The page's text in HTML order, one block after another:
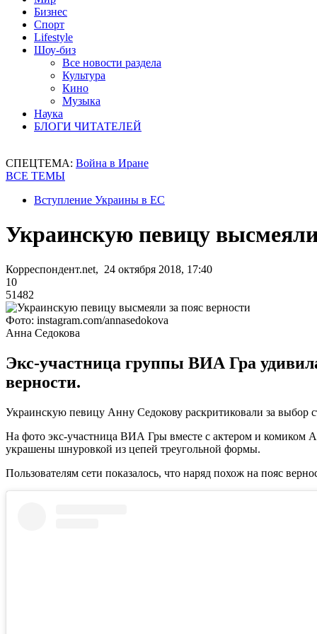
Бизнес
Спорт
Lifestyle
Шоу-биз
Все новости раздела
Культура
Кино
Музыка
Наука
БЛОГИ ЧИТАТЕЛЕЙ
СПЕЦТЕМА: Война в Иране
ВСЕ ТЕМЫ
Вступление Украины в ЕС
Украинскую певицу
Корреспондент.net, 24 октября 2018, 17:40
10
51482
Фото: instagram.com/annasedokova
Анна Седокова
Экс-участница группы ВИА Гра
верности.
Украинскую певицу Анну Седокову раскритиковали за выбор
На фото экс-участница ВИА Гры вместе с актером и комиком
украшены шнуровкой из цепей треугольной формы.
Пользователям сети показалось, что наряд похож на пояс